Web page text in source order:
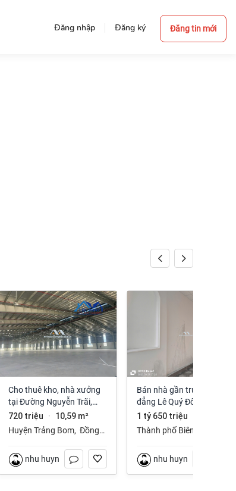
Đăng nhập Đăng ký Đăng tin mới
Cho thuê kho, nhà xưởng
tại Đường Nguyễn Trãi,
Trảng Bom, Trảng Bom,
Đồng Nai giá 720 Triệu
720 triệu · 10,59 m²
Huyện Trảng Bom, Đồng
nhu huynh
Bán nhà gần trường cao
đẳng Lê Quý Đôn phường
Long Hưng Đồng Nai
1 tỷ 650 triệu
Thành phố Biên Hòa
nhu huynh